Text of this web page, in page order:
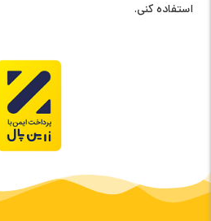
استفاده کنی.